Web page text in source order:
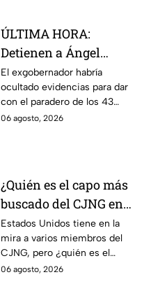
ÚLTIMA HORA:
Detienen a Ángel
Aguirre, exgobernador
de Guerrero, por ocultar
evidencia para dar con
los 43 normalistas de
El exgobernador habría
ocultado evidencias para dar
con el paradero de los 43
estudiantes desaparecidos de
06 agosto, 2026
¿Quién es el capo más
buscado del CJNG en
Estados Unidos?
Estados Unidos tiene en la
mira a varios miembros del
CJNG, pero ¿quién es el
miembro más buscado por el
06 agosto, 2026